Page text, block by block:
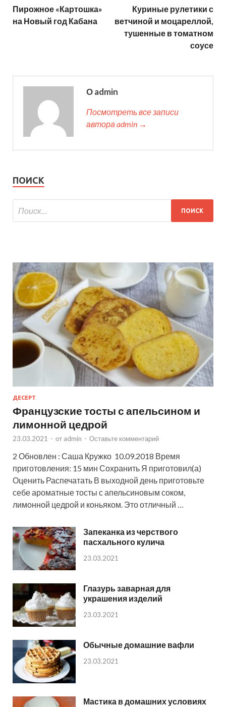
Пирожное «Картошка»
на Новый год Кабана
Куриные рулетики с
ветчиной и моцареллой,
тушенные в томатном
соусе
О admin
Посмотреть все записи
автора admin →
ПОИСК
ДЕСЕРТ
Французские тосты с апельсином и
лимонной цедрой
23.03.2021 - от admin - Оставьте комментарий
2 Обновлен : Саша Кружко 10.09.2018 Время
приготовления: 15 мин Сохранить Я приготовил(а)
Оценить Распечатать В выходной день приготовьте
себе ароматные тосты с апельсиновым соком,
лимонной цедрой и коньяком. Это отличный …
Запеканка из черствого
пасхального кулича
23.03.2021
Глазурь заварная для
украшения изделий
23.03.2021
Обычные домашние вафли
23.03.2021
Мастика в домашних условиях